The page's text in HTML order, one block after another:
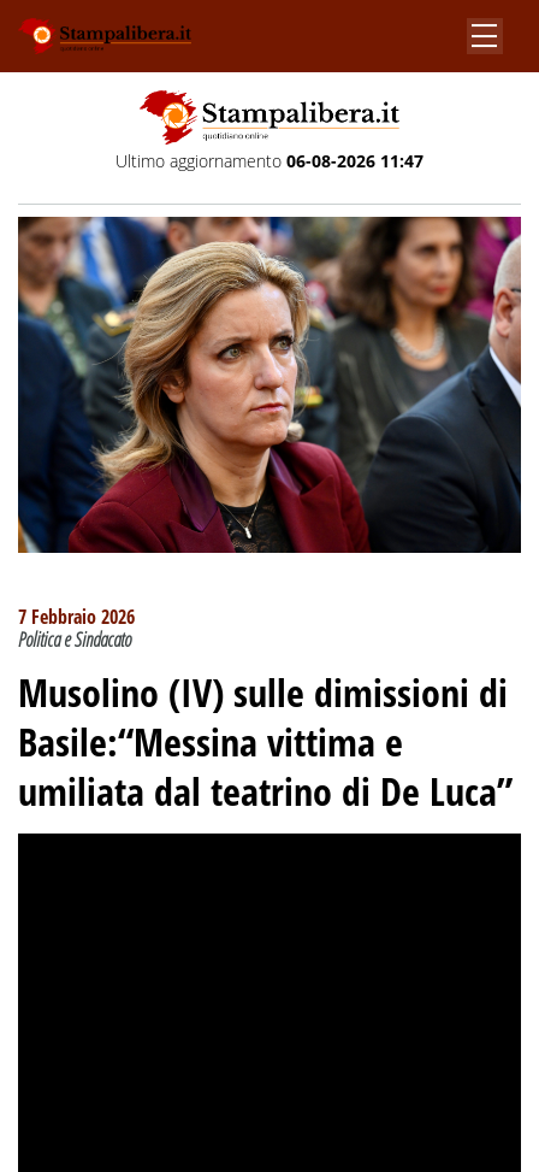
Ultimo aggiornamento 06-08-2026 11:47
7 Febbraio 2026
Politica e Sindacato
Musolino (IV) sulle dimissioni di
Basile:“Messina vittima e
umiliata dal teatrino di De Luca”